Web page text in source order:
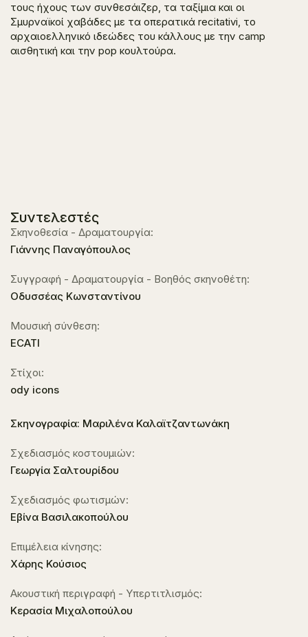
τους ήχους των συνθεσάιζερ, τα ταξίμια και οι
Σμυρναϊκοί χαβάδες με τα οπερατικά recitativi, το
αρχαιοελληνικό ιδεώδες του κάλλους με την camp
αισθητική και την pop κουλτούρα.
Συντελεστές
Σκηνοθεσία - Δραματουργία:
Γιάννης Παναγόπουλος
Συγγραφή - Δραματουργία - Βοηθός σκηνοθέτη:
Οδυσσέας Κωνσταντίνου
Μουσική σύνθεση:
ECATI
Στίχοι:
ody icons
Σκηνογραφία: Μαριλένα Καλαϊτζαντωνάκη
Σχεδιασμός κοστουμιών:
Γεωργία Σαλτουρίδου
Σχεδιασμός φωτισμών:
Εβίνα Βασιλακοπούλου
Επιμέλεια κίνησης:
Χάρης Κούσιος
Ακουστική περιγραφή - Υπερτιτλισμός:
Κερασία Μιχαλοπούλου